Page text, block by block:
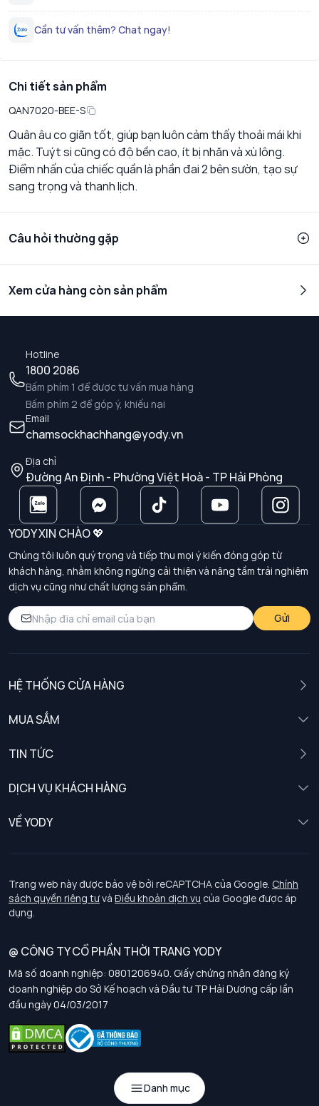
Danh mục
Cần tư vấn thêm? Chat ngay!
Chi tiết sản phẩm
QAN7020-BEE-S
Quân âu co giãn tốt, giúp bạn luôn cảm thấy thoải mái khi
mặc. Tuýt si cũng có độ bền cao, ít bị nhăn và xù lông.
Điểm nhấn của chiếc quần là phần đai 2 bên sườn, tạo sự
sang trọng và thanh lịch.
Câu hỏi thường gặp
Xem cửa hàng còn sản phẩm
Hotline
1800 2086
Bấm phím 1 để được tư vấn mua hàng
Bấm phím 2 để góp ý, khiếu nại
Email
chamsockhachhang@yody.vn
Địa chỉ
Đường An Định - Phường Việt Hoà - TP Hải Phòng
YODY XIN CHÀO 💖
Chúng tôi luôn quý trọng và tiếp thu mọi ý kiến đóng góp từ
khách hàng, nhằm không ngừng cải thiện và nâng tầm trải nghiệm
dịch vụ cũng như chất lượng sản phẩm.
Gửi
HỆ THỐNG CỬA HÀNG
MUA SẮM
TIN TỨC
DỊCH VỤ KHÁCH HÀNG
Chính sách khách hàng thân thiết
Chính sách bảo vệ dữ liệu cá nhân
Chính sách thanh toán, giao nhận
Chính sách chất lượng và an toàn sức khoẻ nghề nghiệp
Chính sách đơn đồng phục
Hướng dẫn chọn kích thước
VỀ YODY
Tuyển dụng
Trang web này được bảo vệ bởi reCAPTCHA của Google. Chính
sách quyền riêng tưvà Điều khoản dịch vụ của Google được áp
dụng.
@ CÔNG TY CỔ PHẦN THỜI TRANG YODY
Mã số doanh nghiệp: 0801206940. Giấy chứng nhận đăng ký
doanh nghiệp do Sở Kế hoạch và Đầu tư TP Hải Dương cấp lần
đầu ngày 04/03/2017